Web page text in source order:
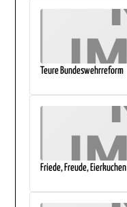
Teure Bundeswehrreform
Friede, Freude, Eierkuchen